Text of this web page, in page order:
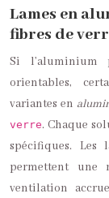
Lames en
fibres de
Si l’aluminium
orientables,
variantes en
verre. Chaque
spécifiques. Les
permettent
ventilation